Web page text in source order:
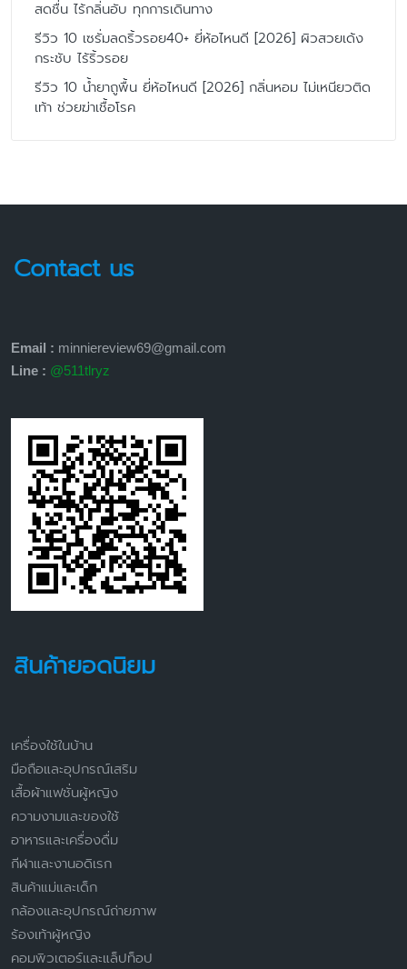
สดชื่น ไร้กลิ่นอับ ทุกการเดินทาง
รีวิว 10 เซรั่มลดริ้วรอย40+ ยี่ห้อไหนดี [2026] ผิวสวยเด้ง
กระชับ ไร้ริ้วรอย
รีวิว 10 น้ำยาถูพื้น ยี่ห้อไหนดี [2026] กลิ่นหอม ไม่เหนียวติด
เท้า ช่วยฆ่าเชื้อโรค
Contact us
Email : minniereview69@gmail.com
Line : @511tlryz
สินค้ายอดนิยม
เครื่องใช้ในบ้าน
มือถือและอุปกรณ์เสริม
เสื้อผ้าแฟชั่นผู้หญิง
ความงามและของใช้
อาหารและเครื่องดื่ม
กีฬาและงานอดิเรก
สินค้าแม่และเด็ก
กล้องและอุปกรณ์ถ่ายภาพ
ร้องเท้าผู้หญิง
คอมพิวเตอร์และแล็ปท็อป